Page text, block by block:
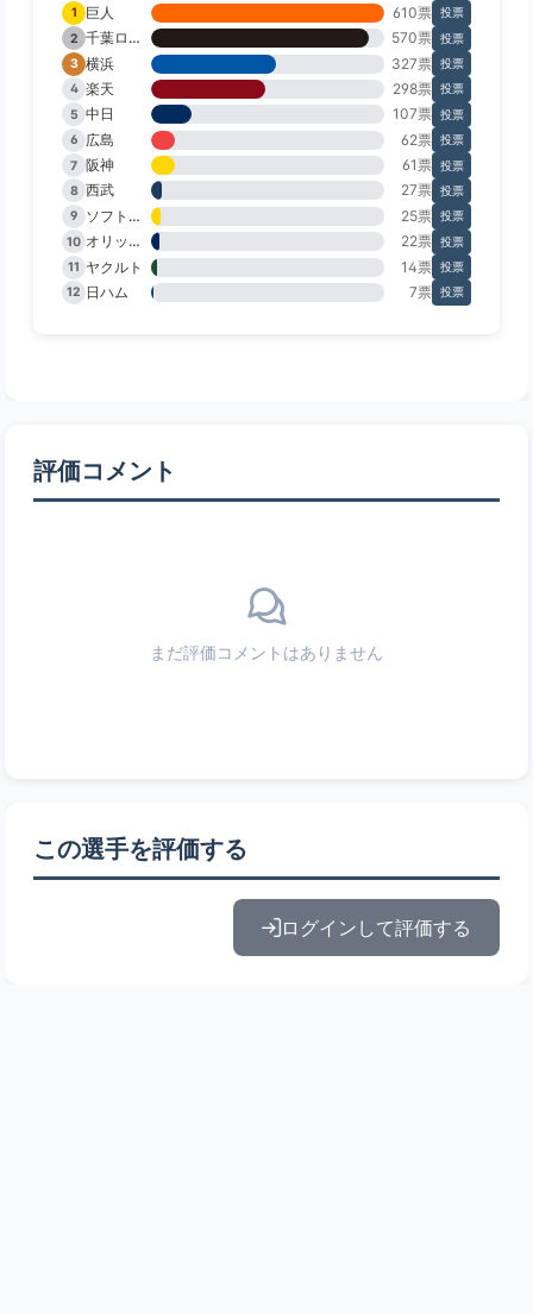
1 巨人 610票 投票
2
千葉ロッテ 570票 投票
3 横浜 327票 投票
4 楽天 298票 投票
5 中日 107票 投票
6
広島 62票 投票
7 阪神 61票 投票
8 西武 27票 投票
9
ソフトバンク 25票 投票
10
オリックス 22票 投票
11 ヤクルト 14票 投票
12 日ハム 7票 投票
評価コメント
まだ評価コメントはありません
この選手を評価する
ログインして評価する